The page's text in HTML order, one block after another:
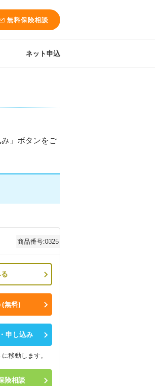
無料保険相談
ネット申込
」ボタンをご
商品番号:0325
(無料)
申し込み
移動します。
険相談